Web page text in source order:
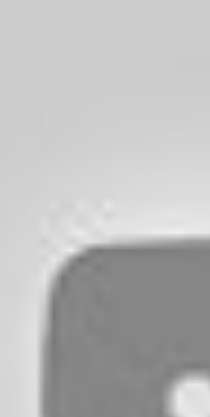
devient une
simple éraflure mineure en
un prestataire indépendant ou